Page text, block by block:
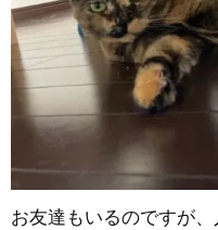
お友達もいるのですが